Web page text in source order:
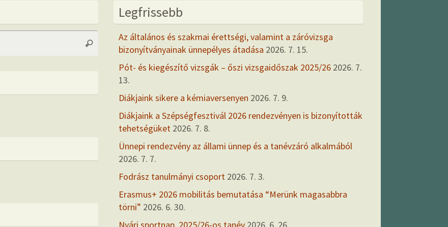
Search
Search
Legfrissebb
Az általános és szakmai érettségi, valamint a záróvizsga
bizonyítványainak ünnepélyes átadása 2026. 7. 15.
Pót- és kiegészítő vizsgák – őszi vizsgaidőszak 2025/26 2026. 7.
13.
Diákjaink sikere a kémiaversenyen 2026. 7. 9.
Diákjaink a Szépségfesztivál 2026 rendezvényen is bizonyították
tehetségüket 2026. 7. 8.
Ünnepi rendezvény az állami ünnep és a tanévzáró alkalmából
2026. 7. 7.
Fodrász tanulmányi csoport 2026. 7. 3.
Erasmus+ 2026 mobilitás bemutatása “Merünk magasabbra
törni” 2026. 6. 30.